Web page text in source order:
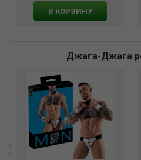
В КОРЗИНУ
Джага-Джага